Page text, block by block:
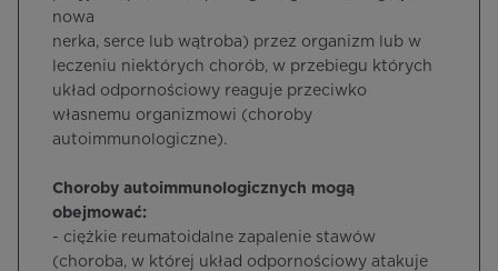
nowa
nerka, serce lub wątroba) przez organizm lub w
leczeniu niektórych chorób, w przebiegu których
układ odpornościowy reaguje przeciwko
własnemu organizmowi (choroby
autoimmunologiczne).
Choroby autoimmunologicznych mogą
obejmować:
- ciężkie reumatoidalne zapalenie stawów
(choroba, w której układ odpornościowy atakuje